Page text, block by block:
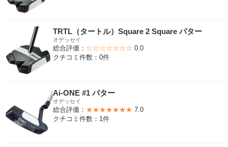
TRTL（タートル）Square 2 Square パター
オデッセイ
総合評価： ☆☆☆☆☆☆☆ 0.0
クチコミ件数：0件
Ai-ONE #1 パター
オデッセイ
総合評価： ★★★★★★★ 7.0
クチコミ件数：1件